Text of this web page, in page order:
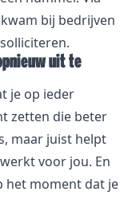
bij bedrijven
uit te
je op ieder
zetten die beter
maar juist helpt
voor jou. En
het moment dat je